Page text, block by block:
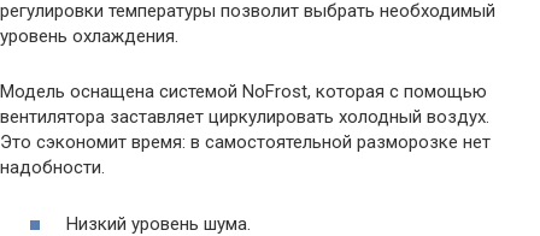
регулировки температуры позволит выбрать необходимый
уровень охлаждения.
Модель оснащена системой NoFrost, которая с помощью
вентилятора заставляет циркулировать холодный воздух.
Это сэкономит время: в самостоятельной разморозке нет
надобности.
Низкий уровень шума.